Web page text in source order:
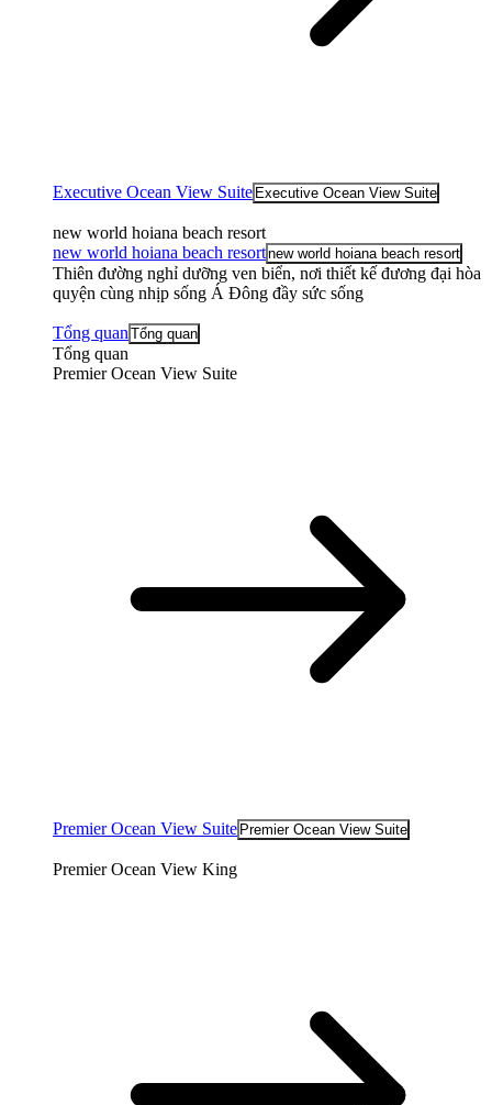
Executive Ocean View Suite Executive Ocean View Suite
new world hoiana beach resort
new world hoiana beach resortnew world hoiana beach resort
Thiên đường nghỉ dưỡng ven biển, nơi thiết kế đương đại hòa
quyện cùng nhịp sống Á Đông đầy sức sống
Tổng quan Tổng quan
Tổng quan
Premier Ocean View Suite
Premier Ocean View Suite Premier Ocean View Suite
Premier Ocean View King